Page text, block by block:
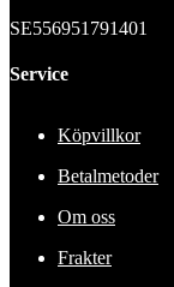
SE556951791401
Service
Köpvillkor
Betalmetoder
Om oss
Frakter